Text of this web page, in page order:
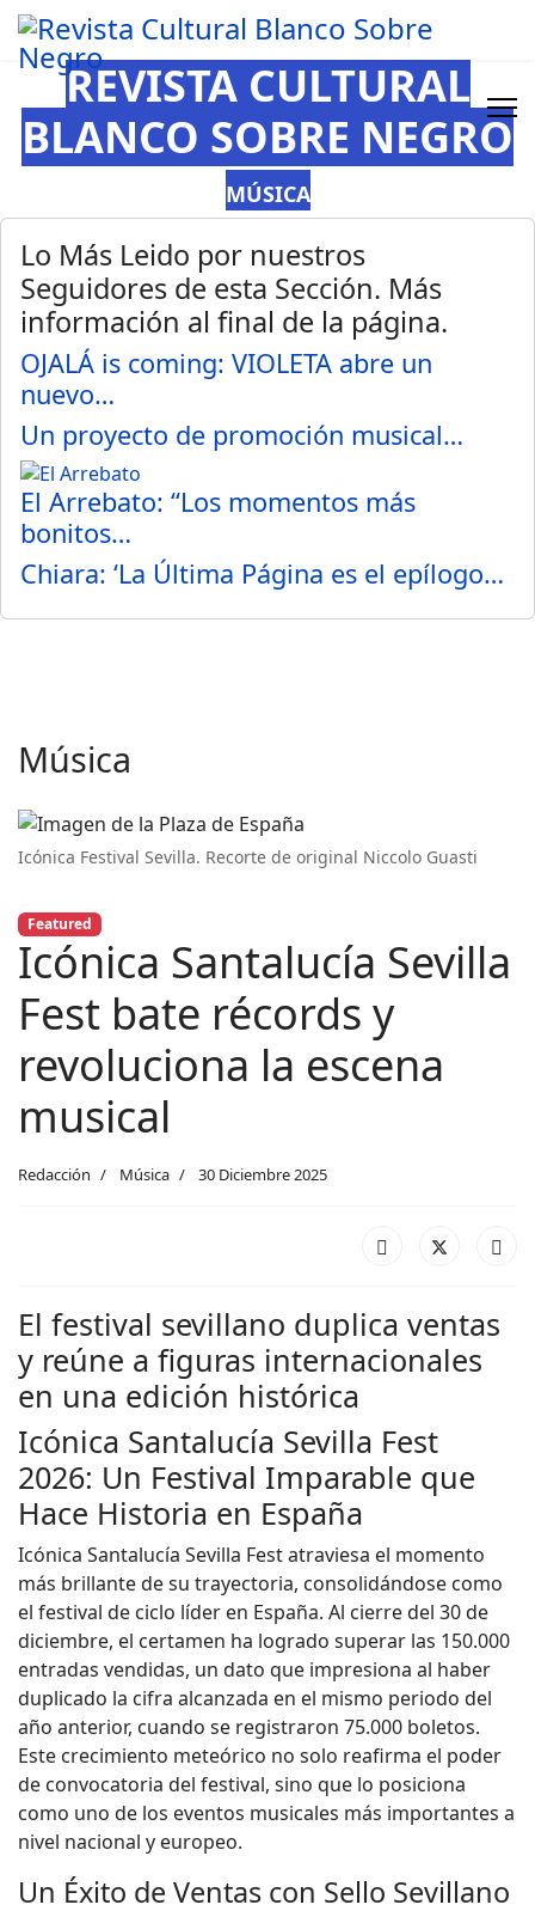
REVISTA CULTURAL
BLANCO SOBRE NEGRO
MÚSICA
Lo Más Leido por nuestros
Seguidores de esta Sección. Más
información al final de la página.
OJALÁ is coming: VIOLETA abre un
nuevo…
Un proyecto de promoción musical…
El Arrebato: “Los momentos más
bonitos…
Chiara: ‘La Última Página es el epílogo…
Música
Icónica Festival Sevilla. Recorte de original Niccolo Guasti
Featured
Icónica Santalucía Sevilla
Fest bate récords y
revoluciona la escena
musical
Redacción Música 30 Diciembre 2025
El festival sevillano duplica ventas
y reúne a figuras internacionales
en una edición histórica
Icónica Santalucía Sevilla Fest
2026: Un Festival Imparable que
Hace Historia en España
Icónica Santalucía Sevilla Fest atraviesa el momento
más brillante de su trayectoria, consolidándose como
el festival de ciclo líder en España. Al cierre del 30 de
diciembre, el certamen ha logrado superar las 150.000
entradas vendidas, un dato que impresiona al haber
duplicado la cifra alcanzada en el mismo periodo del
año anterior, cuando se registraron 75.000 boletos.
Este crecimiento meteórico no solo reafirma el poder
de convocatoria del festival, sino que lo posiciona
como uno de los eventos musicales más importantes a
nivel nacional y europeo.
Un Éxito de Ventas con Sello Sevillano